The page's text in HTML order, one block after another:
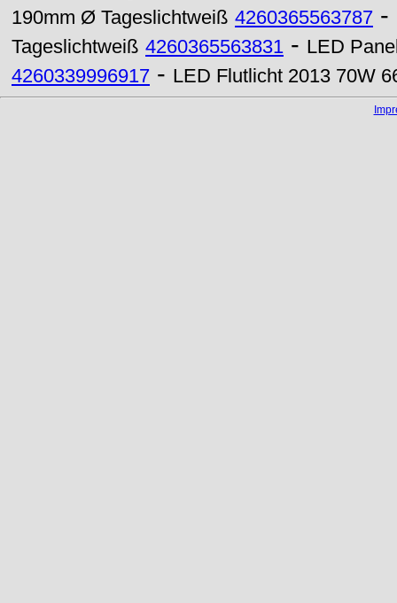
190mm Ø Tageslichtweiß 4260365563787 -
Tageslichtweiß 4260365563831 - LED
4260339996917 - LED Flutlicht 2013 70W